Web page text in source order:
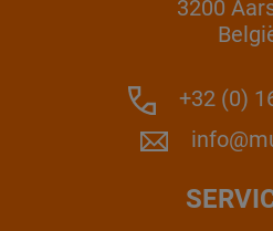
3200
+32 (0)